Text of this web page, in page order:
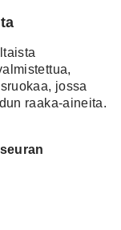
jossa
raaka-aineita.